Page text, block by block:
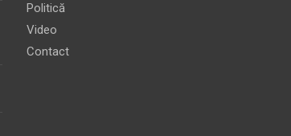
Politică
Video
Contact